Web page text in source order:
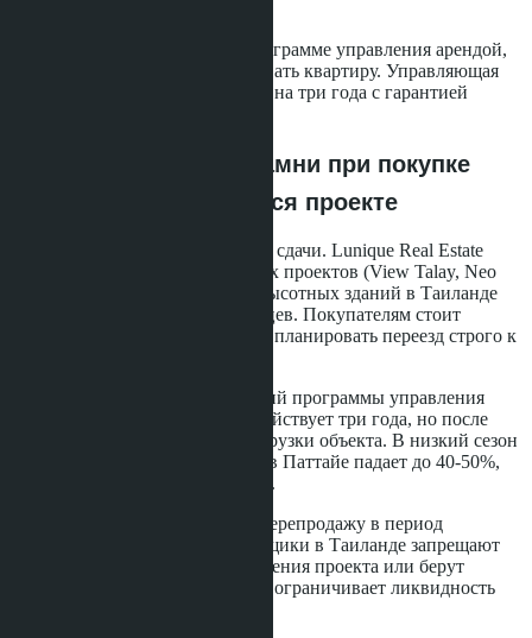
Пятый шаг - подключение к программе управления арендой,
если покупатель планирует сдавать квартиру. Управляющая
компания подписывает договор на три года с гарантией
Риски и подводные камни при покупке
квартиры в строящемся проекте
Главный риск - задержка сроков сдачи. Lunique Real Estate
имеет опыт реализации крупных проектов (View Talay, Neo
Condo), однако строительство высотных зданий в Таиланде
часто затягивается на 6-12 месяцев. Покупателям стоит
закладывать запас времени и не планировать переезд строго к
Второй риск - изменение условий программы управления
арендой. Гарантия дохода 6% действует три года, но после
этого доходность зависит от загрузки объекта. В низкий сезон
(май-октябрь) загрузка квартир в Паттайе падает до 40-50%,
что снижает фактический доход.
Третий риск - ограничения на перепродажу в период
строительства. Многие застройщики в Таиланде запрещают
перепродажу квартир до завершения проекта или берут
комиссию 5-10% от сделки. Это ограничивает ликвидность